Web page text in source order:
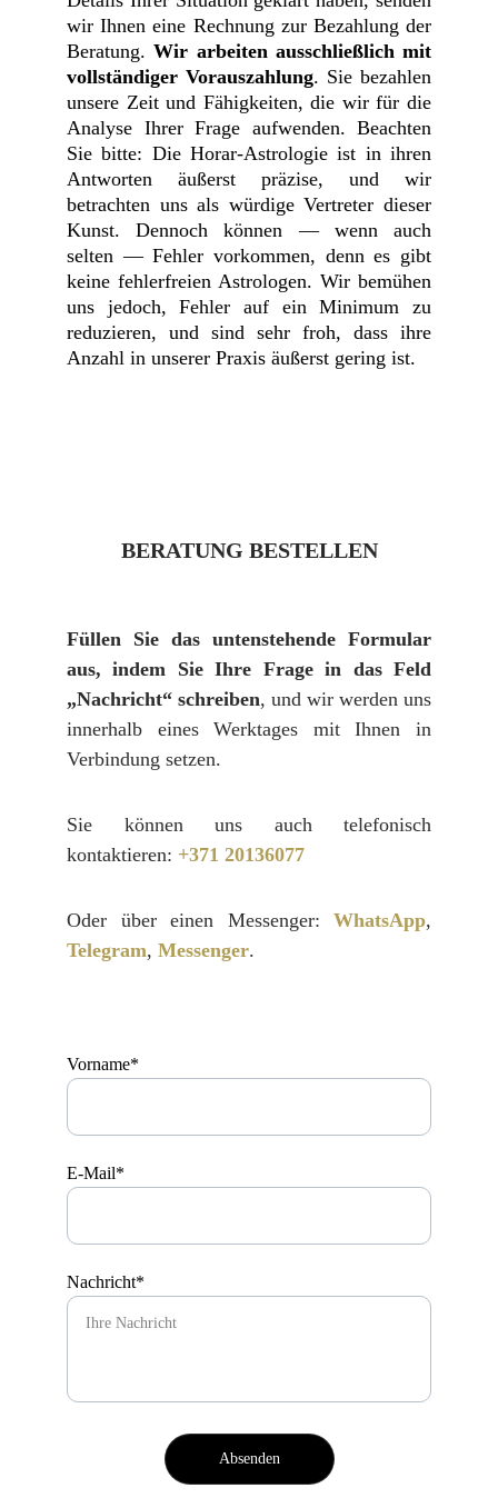
wir Ihnen eine Rechnung zur Bezahlung der
Beratung.Wir arbeiten ausschließlich mit
vollständiger Vorauszahlung. Sie bezahlen
unsere Zeit und Fähigkeiten, die wir für die
Analyse Ihrer Frage aufwenden. Beachten
Sie bitte: Die Horar-Astrologie ist in ihren
Antworten äußerst präzise, und wir
betrachten uns als würdige Vertreter dieser
Kunst. Dennoch können — wenn auch
selten — Fehler vorkommen, denn es gibt
keine fehlerfreien Astrologen. Wir bemühen
uns jedoch, Fehler auf ein Minimum zu
reduzieren, und sind sehr froh, dass ihre
Anzahl in unserer Praxis äußerst gering ist.
BERATUNG BESTELLEN
Füllen Sie das untenstehende Formular
aus, indem Sie Ihre Frage in das Feld
„Nachricht“ schreiben, und wir werden uns
innerhalb eines Werktages mit Ihnen in
Verbindung setzen.
Sie können uns auch telefonisch
kontaktieren: +371 20136077
Oder über einen Messenger: WhatsApp,
Telegram, Messenger.
Vorname*
E-Mail*
Nachricht*
Absenden